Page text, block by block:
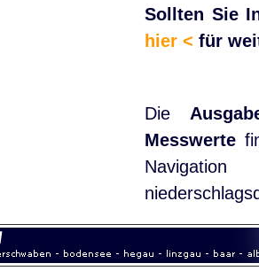
Sollten Sie
hier < für
Die
Messwerte